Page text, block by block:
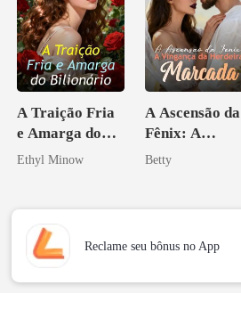
A Traição Fria
e Amarga do
Bilionário
Ethyl Minow
A Ascensão da
Fênix: A
Vingança da
Betty
Reclame seu bônus no App